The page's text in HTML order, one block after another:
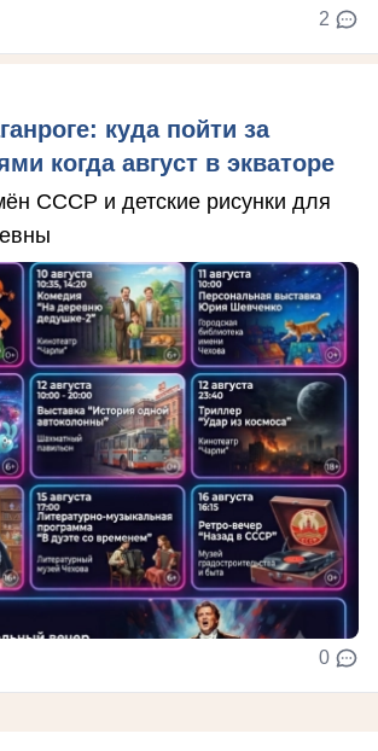
2
куда пойти за
когда август в экваторе
СССР и детские рисунки для
0